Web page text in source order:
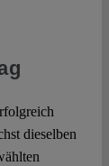
dieselben